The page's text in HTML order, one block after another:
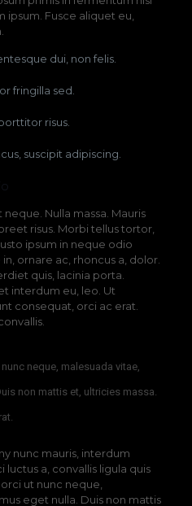
ipsum. Fusce aliquet eu,
dui, non felis.
fringilla sed.
risus.
suscipit adipiscing.
Nulla massa. Mauris
risus. Morbi tellus tortor,
ipsum in neque odio
ornare ac, rhoncus a, dolor.
quis, lacinia porta.
interdum eu, leo. Ut
consequat, orci ac erat.
neque, malesuada vitae,
non mattis et, ultricies massa.
nunc mauris, interdum
luctus a, convallis ligula quis
ut nunc neque,
eget nulla. Duis non mattis